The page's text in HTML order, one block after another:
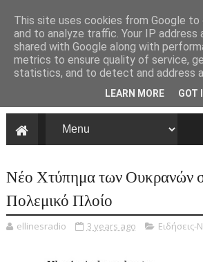
Νέο Χτύπημα των Ουκρανών
Πολεμικό Πλοίο
ellinesradio 3 years ago Ειδήσεις-
This site uses cookies from Google
and to analyze traffic. Your IP address
shared with Google along with
metrics to ensure quality of service,
statistics, and to detect and address
LEARN MORE GOT